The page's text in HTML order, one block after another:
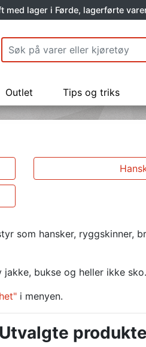
med lager i Førde, lagerførte
Outlet Tips og triks
som hansker,
bukse og heller ikke sko.
i menyen.
Utvalgte